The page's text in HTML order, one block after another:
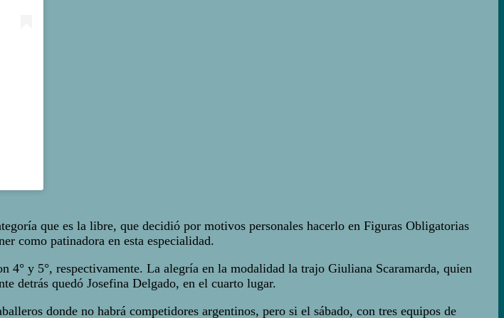
que es la libre, que decidió por motivos personales hacerlo en Figuras Obligatorias
como patinadora en esta especialidad.
y 5°, respectivamente. La alegría en la modalidad la trajo Giuliana Scaramarda, quien
detrás quedó Josefina Delgado, en el cuarto lugar.
donde no habrá competidores argentinos, pero si el sábado, con tres equipos de